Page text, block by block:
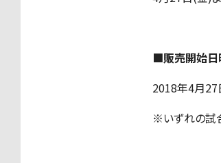
■販売開始日
2018年4月
※いずれの試